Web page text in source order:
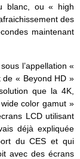
blanc, ou « high
des
maintenant
l’appellation «
de « Beyond HD »
que la 4K,
color gamut »
LCD utilisant
déjà expliquée
du CES et qui
avec des écrans